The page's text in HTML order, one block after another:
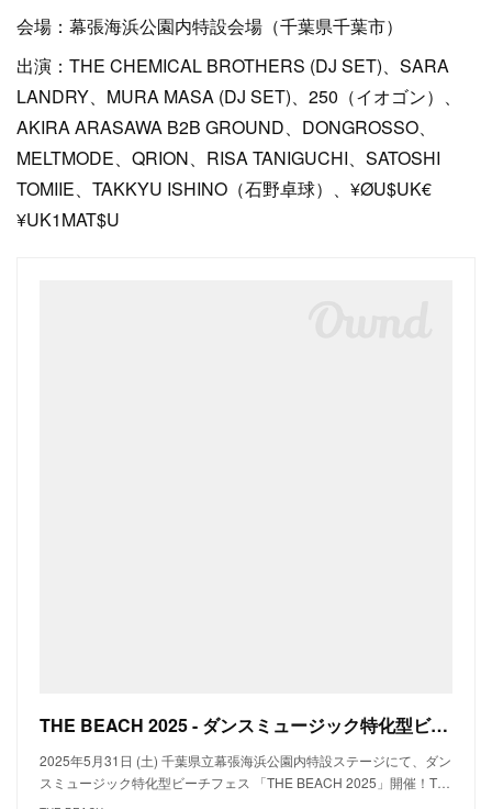
会場：幕張海浜公園内特設会場（千葉県千葉市）
出演：THE CHEMICAL BROTHERS (DJ SET)、SARA
LANDRY、MURA MASA (DJ SET)、250（イオゴン）、
AKIRA ARASAWA B2B GROUND、DONGROSSO、
MELTMODE、QRION、RISA TANIGUCHI、SATOSHI
TOMIIE、TAKKYU ISHINO（石野卓球）、¥ØU$UK€
¥UK1MAT$U
THE BEACH 2025 - ダンスミュージック特化型ビーチフェス
2025年5月31日 (土) 千葉県立幕張海浜公園内特設ステージにて、ダン
スミュージック特化型ビーチフェス 「THE BEACH 2025」開催！T…